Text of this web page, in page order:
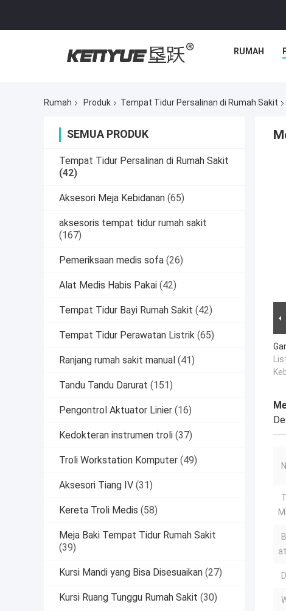
RUMAH
Rumah Produk Tempat Tidur Persalinan di Rumah Sakit
SEMUA PRODUK
Tempat Tidur Persalinan di Rumah Sakit
(42)
Aksesori Meja Kebidanan (65)
aksesoris tempat tidur rumah sakit
(167)
Pemeriksaan medis sofa (26)
Alat Medis Habis Pakai (42)
Tempat Tidur Bayi Rumah Sakit (42)
Tempat Tidur Perawatan Listrik (65)
Ranjang rumah sakit manual (41)
Tandu Tandu Darurat (151)
Pengontrol Aktuator Linier (16)
Kedokteran instrumen troli (37)
Troli Workstation Komputer (49)
Aksesori Tiang IV (31)
Kereta Troli Medis (58)
Meja Baki Tempat Tidur Rumah Sakit
(39)
Kursi Mandi yang Bisa Disesuaikan (27)
Kursi Ruang Tunggu Rumah Sakit (30)